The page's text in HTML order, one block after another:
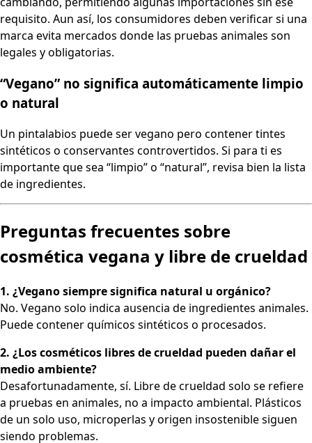
requisito. Aun así, los consumidores deben verificar si una
marca evita mercados donde las pruebas animales son
legales y obligatorias.
“Vegano” no significa automáticamente limpio
o natural
Un pintalabios puede ser vegano pero contener tintes
sintéticos o conservantes controvertidos. Si para ti es
importante que sea “limpio” o “natural”, revisa bien la lista
de ingredientes.
Preguntas frecuentes sobre
cosmética vegana y libre de crueldad
1. ¿Vegano siempre significa natural u orgánico?
No. Vegano solo indica ausencia de ingredientes animales.
Puede contener químicos sintéticos o procesados.
2. ¿Los cosméticos libres de crueldad pueden dañar el
medio ambiente?
Desafortunadamente, sí. Libre de crueldad solo se refiere
a pruebas en animales, no a impacto ambiental. Plásticos
de un solo uso, microperlas y origen insostenible siguen
siendo problemas.